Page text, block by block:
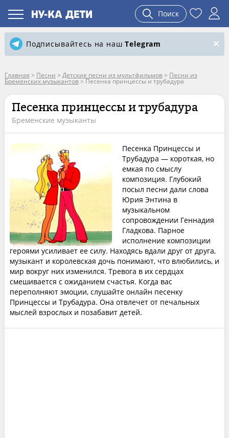
Поиск
Подписывайтесь на нашTelegram
Главная > Песни > Детские песни из мультфильмов> Песни из
Бременских музыкантов>Песенка принцессы и трубадура
Песенка принцессы и трубадура
Бременские музыканты
Песенка Принцессы и
Трубадура — короткая, но
емкая по смыслу
композиция. Глубокий
посыл песни дали слова
Юрия Энтина в
музыкальном
сопровождении Геннадия
Гладкова. Парное
исполнение композиции
героями усиливает ее силу. Находясь вдали друг от друга,
музыкант и королевская дочь понимают, что влюбились, и
мир вокруг них изменился. Тревога в их сердцах
смешивается с ожиданием счастья. Когда вас
переполняют эмоции, слушайте онлайн песенку
Принцессы и Трубадура. Она отвлечет от печальных
мыслей взрослых и позабавит детей.